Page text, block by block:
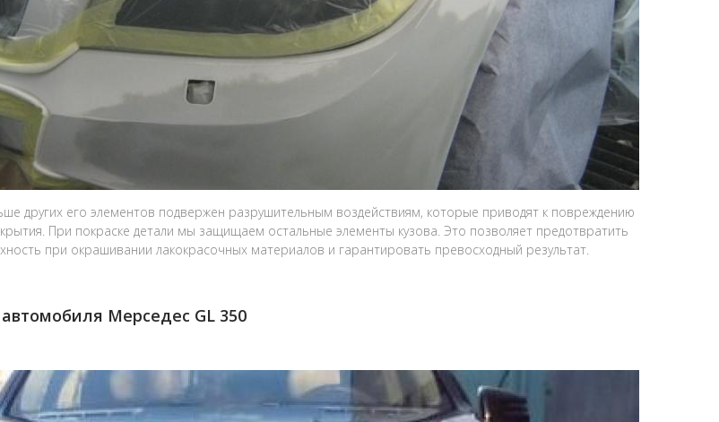
других его элементов подвержен разрушительным воздействиям, которые приводят к повреждению
При покраске детали мы защищаем остальные элементы кузова. Это позволяет предотвратить
при окрашивании лакокрасочных материалов и гарантировать превосходный результат.
Мерседес GL 350